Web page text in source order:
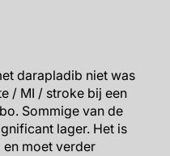
darapladib niet was
/ MI / stroke bij een
Sommige van de
lager. Het is
moet verder